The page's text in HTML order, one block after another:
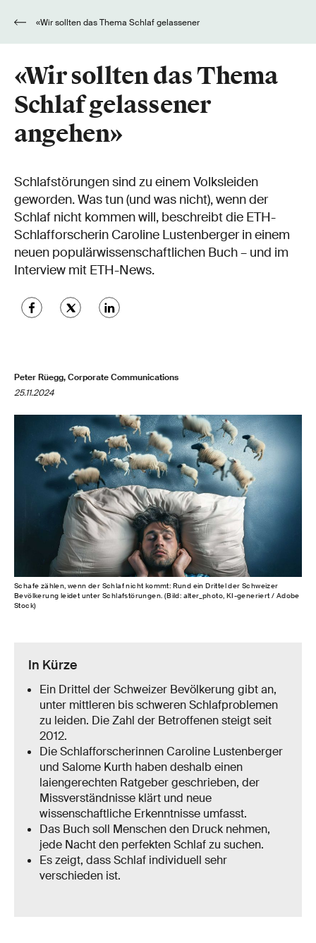
«Wir sollten das Thema
Schlaf gelassener
angehen»
Schlafstörungen sind zu einem Volksleiden
geworden. Was tun (und was nicht), wenn der
Schlaf nicht kommen will, beschreibt die ETH-
Schlafforscherin Caroline Lustenberger in einem
neuen populärwissenschaftlichen Buch – und im
Interview mit ETH-News.
Peter Rüegg, Corporate Communications
25.11.2024
Schafe zählen, wenn der Schlaf nicht kommt: Rund ein Drittel der Schweizer
Bevölkerung leidet unter Schlafstörungen. (Bild: alter_photo, KI-generiert / Adobe
Stock)
In Kürze
Ein Drittel der Schweizer Bevölkerung gibt an,
unter mittleren bis schweren Schlafproblemen
zu leiden. Die Zahl der Betroffenen steigt seit
2012.
Die Schlafforscherinnen Caroline Lustenberger
und Salome Kurth haben deshalb einen
laiengerechten Ratgeber geschrieben, der
Missverständnisse klärt und neue
wissenschaftliche Erkenntnisse umfasst.
Das Buch soll Menschen den Druck nehmen,
jede Nacht den perfekten Schlaf zu suchen.
Es zeigt, dass Schlaf individuell sehr
verschieden ist.